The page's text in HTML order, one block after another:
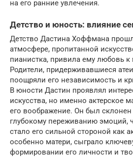
на его ранние увлечения.
Детство и юность: влияние
Детство Дастина Хоффмана
атмосфере, пропитанной
пианистка, привила ему любовь к
Родители, придерживавшиеся
поощряли его независимость и
В юности Дастин проявлял
искусства, но именно актерское
его воображение. Он был
глубокому переживанию эмоций,
стало его сильной стороной как
особенно матери, сыграло
формировании его личности и